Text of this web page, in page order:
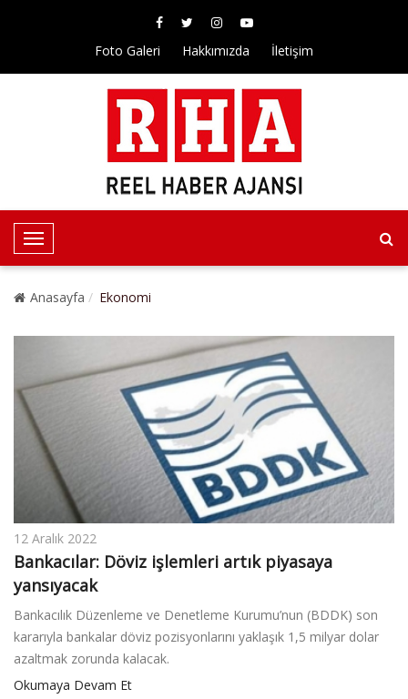
Foto Galeri Hakkımızda İletişim
T
o
g
v
i
i
o
n
Anasayfa Ekonomi
12 Aralık 2022
Bankacılar: Döviz işlemleri artık piyasaya
yansıyacak
Bankacılık Düzenleme ve Denetleme Kurumu’nun (BDDK) son
kararıyla bankalar döviz pozisyonlarını yaklaşık 1,5 milyar dolar
azaltmak zorunda kalacak.
Okumaya Devam Et